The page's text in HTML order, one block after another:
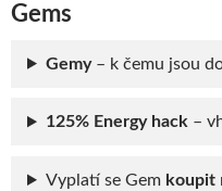
Gems
Gemy– k čemu jsou
125% Energy hack–
Vyplatí se Gem koupit